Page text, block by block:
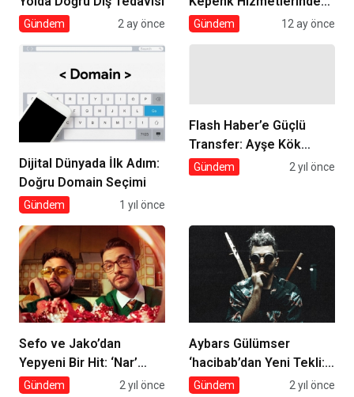
Gündem 2 ay önce
Umut Panjur Farkı
Gündem 12 ay önce
Dijital Dünyada İlk Adım:
Doğru Domain Seçimi
Gündem 1 yıl önce
Flash Haber’e Güçlü
Transfer: Ayşe Kök
Haber Programları İçerik
Gündem 2 yıl önce
Sefo ve Jako’dan
Yepyeni Bir Hit: ‘Nar’
Yayında!
Gündem 2 yıl önce
Aybars Gülümser
‘hacibab’dan Yeni Tekli:
‘Anarya’
Gündem 2 yıl önce